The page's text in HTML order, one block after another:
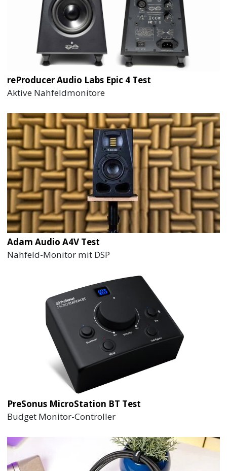
reProducer Audio Labs Epic 4 Test
Aktive Nahfeldmonitore
Adam Audio A4V Test
Nahfeld-Monitor mit DSP
PreSonus MicroStation BT Test
Budget Monitor-Controller